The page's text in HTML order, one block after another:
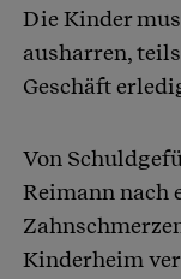
Die Kinder
ausharren,
Geschäft
Von
Reimann nach
Kinderheim